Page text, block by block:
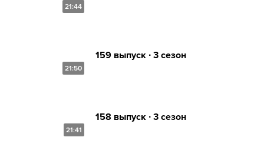
21:44
21:50
159 выпуск ∙ 3 сезон
21:41
158 выпуск ∙ 3 сезон